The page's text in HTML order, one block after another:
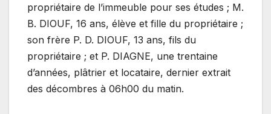
propriétaire de l’immeuble pour ses études ; M.
B. DIOUF, 16 ans, élève et fille du propriétaire ;
son frère P. D. DIOUF, 13 ans, fils du
propriétaire ; et P. DIAGNE, une trentaine
d’années, plâtrier et locataire, dernier extrait
des décombres à 06h00 du matin.